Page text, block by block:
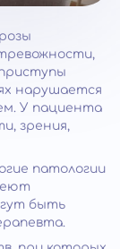
нарушается
У пациента
зрения,
патологии
быть